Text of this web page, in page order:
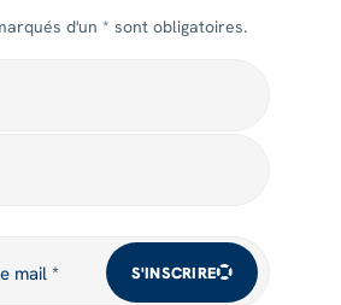
d'un * sont obligatoires.
mail * S'INSCRIRE